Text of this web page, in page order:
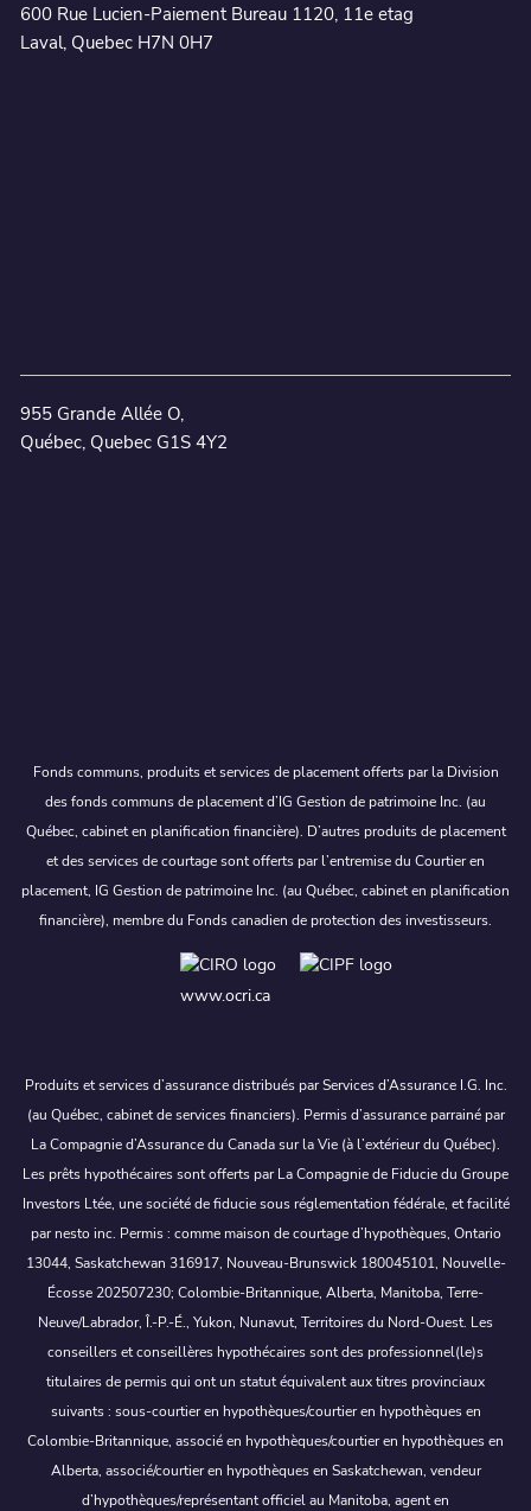
600 Rue Lucien-Paiement Bureau 1120, 11e etag
Laval, Quebec H7N 0H7
955 Grande Allée O,
Québec, Quebec G1S 4Y2
Fonds communs, produits et services de placement offerts par la Division
des fonds communs de placement d’IG Gestion de patrimoine Inc. (au
Québec, cabinet en planification financière). D’autres produits de placement
et des services de courtage sont offerts par l’entremise du Courtier en
placement, IG Gestion de patrimoine Inc. (au Québec, cabinet en planification
financière), membre du Fonds canadien de protection des investisseurs.
www.ocri.ca
Produits et services d’assurance distribués par Services d’Assurance I.G. Inc.
(au Québec, cabinet de services financiers). Permis d’assurance parrainé par
La Compagnie d’Assurance du Canada sur la Vie (à l’extérieur du Québec).
Les prêts hypothécaires sont offerts par La Compagnie de Fiducie du Groupe
Investors Ltée, une société de fiducie sous réglementation fédérale, et facilité
par nesto inc. Permis : comme maison de courtage d’hypothèques, Ontario
13044, Saskatchewan 316917, Nouveau-Brunswick 180045101, Nouvelle-
Écosse 202507230; Colombie-Britannique, Alberta, Manitoba, Terre-
Neuve/Labrador, Î.-P.-É., Yukon, Nunavut, Territoires du Nord-Ouest. Les
conseillers et conseillères hypothécaires sont des professionnel(le)s
titulaires de permis qui ont un statut équivalent aux titres provinciaux
suivants : sous-courtier en hypothèques/courtier en hypothèques en
Colombie-Britannique, associé en hypothèques/courtier en hypothèques en
Alberta, associé/courtier en hypothèques en Saskatchewan, vendeur
d’hypothèques/représentant officiel au Manitoba, agent en